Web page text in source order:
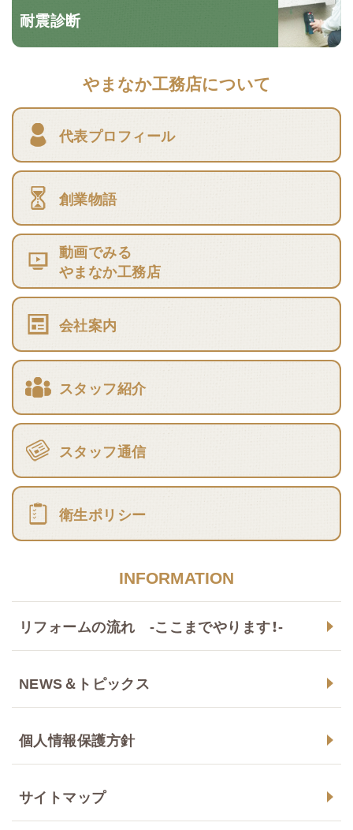
耐震診断
やまなか工務店について
代表プロフィール
創業物語
動画でみる
やまなか工務店
会社案内
スタッフ紹介
スタッフ通信
衛生ポリシー
INFORMATION
リフォームの流れ -ここまでやります！-
NEWS＆トピックス
個人情報保護方針
サイトマップ